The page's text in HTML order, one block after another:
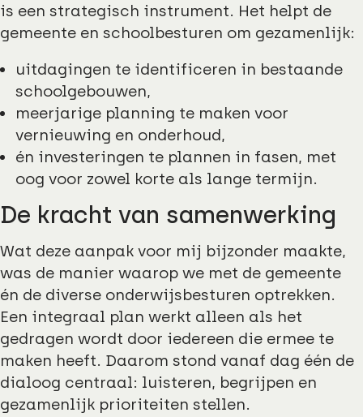
is een strategisch instrument. Het helpt de
gemeente en schoolbesturen om gezamenlijk:
uitdagingen te identificeren in bestaande
schoolgebouwen,
meerjarige planning te maken voor
vernieuwing en onderhoud,
én investeringen te plannen in fasen, met
oog voor zowel korte als lange termijn.
De kracht van samenwerking
Wat deze aanpak voor mij bijzonder maakte,
was de manier waarop we met de gemeente
én de diverse onderwijsbesturen optrekken.
Een integraal plan werkt alleen als het
gedragen wordt door iedereen die ermee te
maken heeft. Daarom stond vanaf dag één de
dialoog centraal: luisteren, begrijpen en
gezamenlijk prioriteiten stellen.